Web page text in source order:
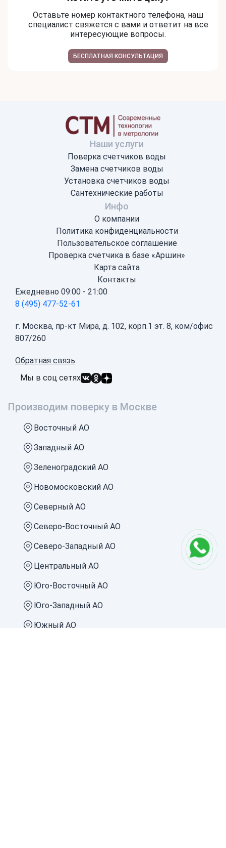
Оставьте номер контактного телефона, наш
специалист свяжется с вами и ответит на все
интересующие вопросы.
БЕСПЛАТНАЯ КОНСУЛЬТАЦИЯ
Наши услуги
Поверка счетчиков воды
Замена счетчиков воды
Установка счетчиков воды
Сантехнические работы
Инфо
О компании
Политика конфиденциальности
Пользовательское соглашение
Проверка счетчика в базе «Аршин»
Карта сайта
Контакты
Ежедневно 09:00 - 21:00
8 (495) 477-52-61
г. Москва, пр-кт Мира, д. 102, корп.1 эт. 8, ком/офис
807/260
Обратная связь
Мы в соц сетях
Производим поверку в Москве
Восточный АО
Западный АО
Зеленоградский АО
Новомосковский АО
Северный АО
Северо-Восточный АО
Северо-Западный АО
Центральный АО
Юго-Восточный АО
Юго-Западный АО
Южный АО